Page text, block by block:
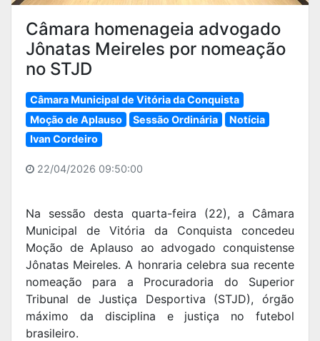
Câmara homenageia advogado
Jônatas Meireles por nomeação
no STJD
Câmara Municipal de Vitória da Conquista
Moção de Aplauso
Sessão Ordinária
Notícia
Ivan Cordeiro
22/04/2026 09:50:00
Na sessão desta quarta-feira (22), a Câmara
Municipal de Vitória da Conquista concedeu
Moção de Aplauso ao advogado conquistense
Jônatas Meireles. A honraria celebra sua recente
nomeação para a Procuradoria do Superior
Tribunal de Justiça Desportiva (STJD), órgão
máximo da disciplina e justiça no futebol
brasileiro.